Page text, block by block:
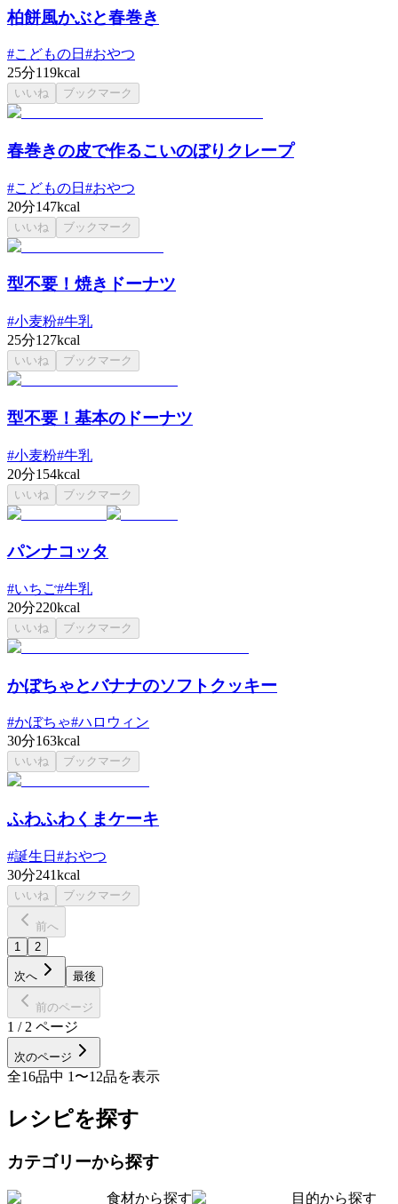
柏餅風かぶと春巻き
#こどもの日 #おやつ
25分119kcal
いいね ブックマーク
春巻きの皮で作るこいのぼりクレープ
#こどもの日 #おやつ
20分147kcal
いいね ブックマーク
型不要！焼きドーナツ
#小麦粉#牛乳
25分127kcal
いいね ブックマーク
型不要！基本のドーナツ
#小麦粉#牛乳
20分154kcal
いいね ブックマーク
パンナコッタ
#いちご#牛乳
20分220kcal
いいね ブックマーク
かぼちゃとバナナのソフトクッキー
#かぼちゃ#ハロウィン
30分163kcal
いいね ブックマーク
ふわふわくまケーキ
#誕生日 #おやつ
30分241kcal
いいね ブックマーク
前へ
1
2
次へ 最後
前のページ
1 / 2 ページ
次のページ
全16品中 1 〜12品を表示
レシピを探す
カテゴリーから探す
食材から探す 目的から探す